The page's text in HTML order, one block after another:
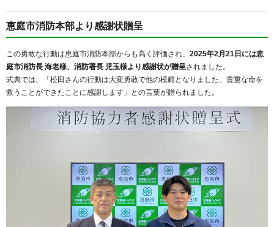
恵庭市消防本部より感謝状贈呈
この勇敢な行動は恵庭市消防本部からも高く評価され、 2025年2月21日には恵
庭市消防長 海老様、消防署長 児玉様より感謝状が贈呈されました。
式典では、「松田さんの行動は大変勇敢で他の模範となりました。貴重な命を
救うことができたことに感謝します」との言葉が贈られました。